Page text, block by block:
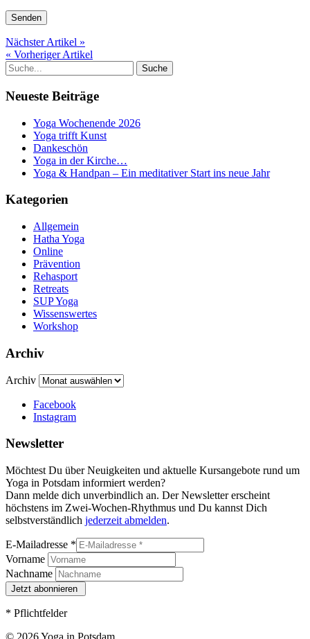
Nächster Artikel »
« Vorheriger Artikel
Neueste Beiträge
Yoga Wochenende 2026
Yoga trifft Kunst
Dankeschön
Yoga in der Kirche…
Yoga & Handpan – Ein meditativer Start ins neue Jahr
Kategorien
Allgemein
Hatha Yoga
Online
Prävention
Rehasport
Retreats
SUP Yoga
Wissenswertes
Workshop
Archiv
Archiv
Facebook
Instagram
Newsletter
Möchtest Du über Neuigkeiten und aktuelle Kursangebote rund um
Yoga in Potsdam informiert werden?
Dann melde dich unverbindlich an. Der Newsletter erscheint
höchstens im Zwei-Wochen-Rhythmus und Du kannst Dich
selbstverständlich jederzeit abmelden.
E-Mailadresse *
Vorname
Nachname
* Pflichtfelder
© 2026 Yoga in Potsdam